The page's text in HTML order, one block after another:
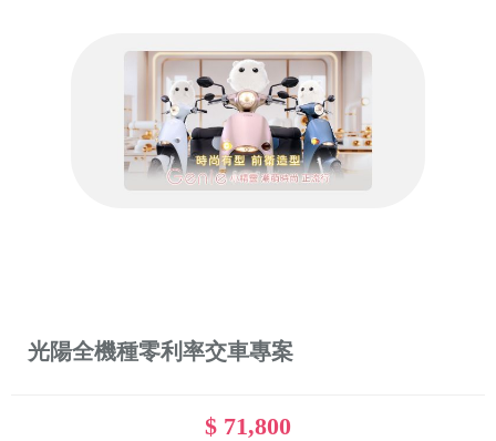
光陽全機種零利率交車專案
$ 71,800